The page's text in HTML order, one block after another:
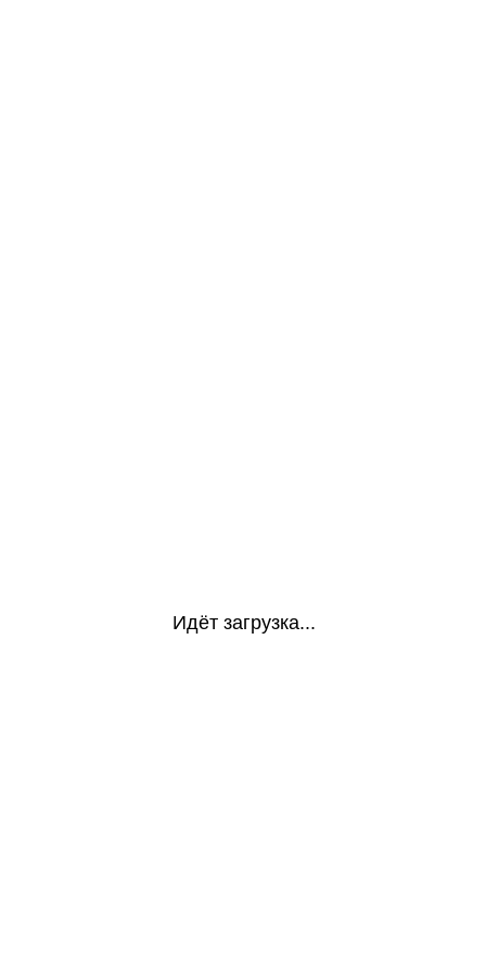
Идёт загрузка...